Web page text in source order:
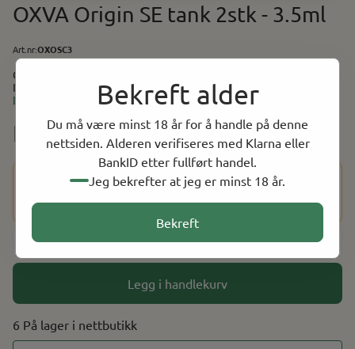
Bekreft alder
Du må være minst 18 år for å handle på denne
nettsiden. Alderen verifiseres med Klarna eller
BankID etter fullført handel.
Jeg bekrefter at jeg er minst 18 år.
Bekreft
OXVA Origin SE tank 2stk - 3.5ml
Art.nr:OXOSC3
Oxva Origin SE tank er tanken som følger med på Oxva Origin SE.
Denne tanken er en pod som kun passer til Oxva Origin SE
Les mer
NOK 49.00
Dette produktet har en aldersbegrensning på 18 år. Etter at
du har fullført kjøpet, vil du bli bedt om å bekrefte alderen
- +
Legg i handlekurv
6 På lager